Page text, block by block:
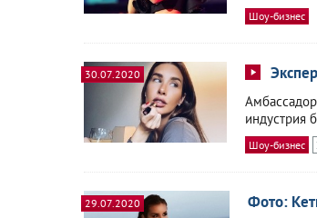
Шоу-бизнес
30.07.2020
индустрия
Шоу-бизнес
29.07.2020 Фото: